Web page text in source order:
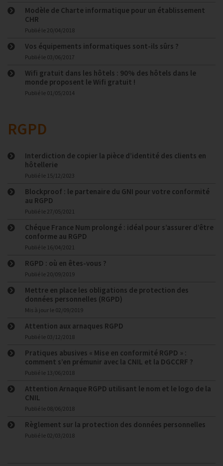
Modèle de Charte informatique pour un établissement
CHR
Publié le 20/04/2018
Vos équipements informatiques sont-ils sûrs ?
Publié le 03/06/2017
Wifi gratuit dans les hôtels : 90% des hôtels dans le
monde proposent le Wifi gratuit !
Publié le 01/05/2014
RGPD
Interdiction de copier la pièce d’identité des clients en
hôtellerie
Publié le 15/12/2023
Blockproof : le partenaire du GNI pour votre conformité
au RGPD
Publié le 27/05/2021
Chéque France Num prolongé : idéal pour s’assurer d’être
conforme au RGPD
Publié le 16/04/2021
RGPD : où en êtes-vous ?
Publié le 20/09/2019
Mettre en place les obligations de protection des
données personnelles (RGPD)
Mis à jour le 02/09/2019
Attention aux arnaques RGPD
Publié le 03/12/2018
Pratiques abusives « Mise en conformité RGPD » :
comment s’en prémunir avec la CNIL et la DGCCRF ?
Publié le 13/06/2018
Attention Arnaque RGPD utilisant le nom et le logo de la
CNIL
Publié le 08/06/2018
Règlement sur la protection des données personnelles
Publié le 02/03/2018